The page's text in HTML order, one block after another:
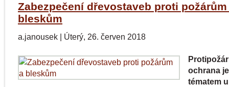
Zabezpečení dřevostaveb proti požárům
bleskům
a.janousek | Úterý, 26. červen 2018
ochrana
tématem